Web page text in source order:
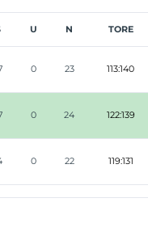
U N TORE
0 23 113:140
0 24 122:139
0 22 119:131